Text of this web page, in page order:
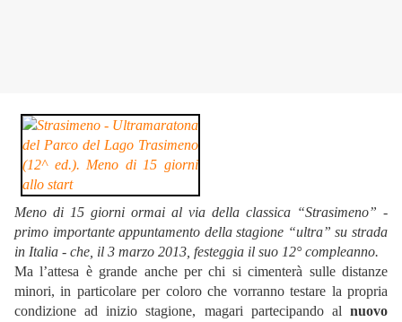
Meno di 15 giorni ormai al via della classica “Strasimeno” -
primo importante appuntamento della stagione “ultra” su strada
in Italia - che, il 3 marzo 2013, festeggia il suo 12° compleanno.
Ma l’attesa è grande anche per chi si cimenterà sulle distanze
minori, in particolare per coloro che vorranno testare la propria
condizione ad inizio stagione, magari partecipando al nuovo